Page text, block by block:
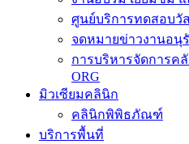
ศูนย์บริการทดสอบวั
จดหมายข่าวงานอ
การบริหารจัดการค
ORG
มิวเซียมคลินิก
คลินิกพิพิธภัณฑ์
บริการพื้นที่